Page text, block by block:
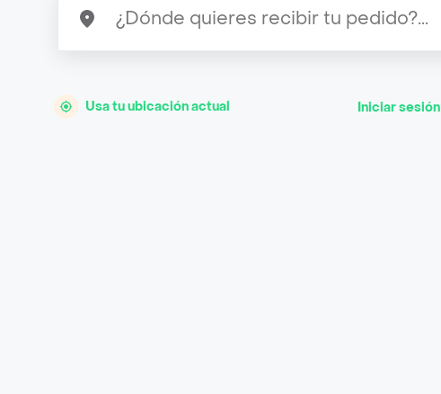
Usa tu ubicación actual Iniciar sesión